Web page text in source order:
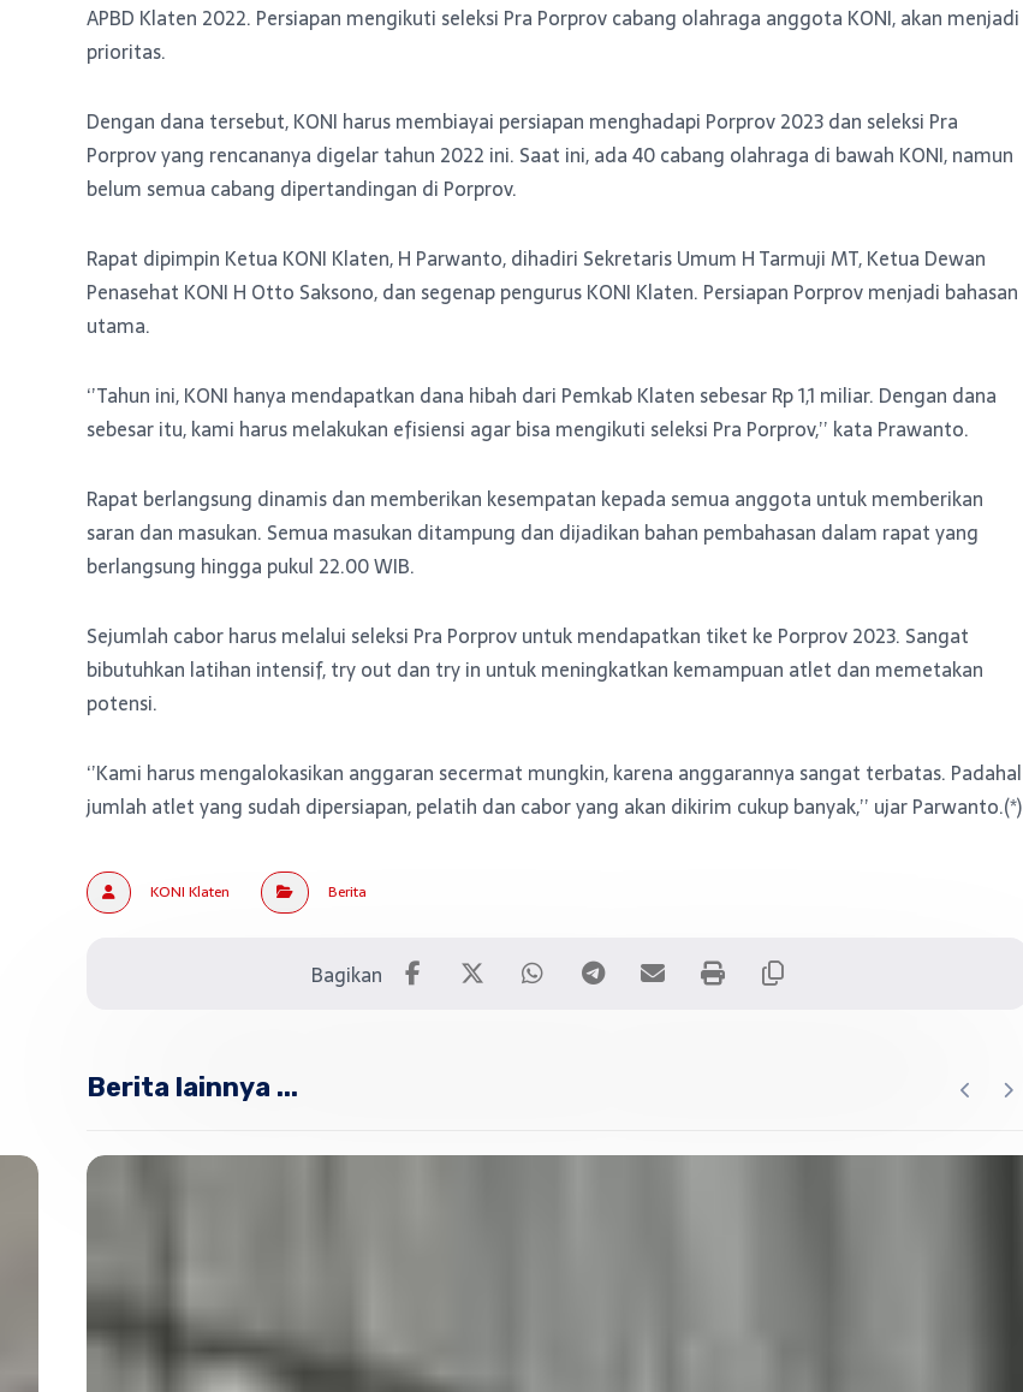
APBD Klaten 2022. Persiapan mengikuti seleksi Pra Porprov cabang olahraga anggota KONI, akan menjadi
prioritas.
Dengan dana tersebut, KONI harus membiayai persiapan menghadapi Porprov 2023 dan seleksi Pra
Porprov yang rencananya digelar tahun 2022 ini. Saat ini, ada 40 cabang olahraga di bawah KONI, namun
belum semua cabang dipertandingan di Porprov.
Rapat dipimpin Ketua KONI Klaten, H Parwanto, dihadiri Sekretaris Umum H Tarmuji MT, Ketua Dewan
Penasehat KONI H Otto Saksono, dan segenap pengurus KONI Klaten. Persiapan Porprov menjadi bahasan
utama.
‘’Tahun ini, KONI hanya mendapatkan dana hibah dari Pemkab Klaten sebesar Rp 1,1 miliar. Dengan dana
sebesar itu, kami harus melakukan efisiensi agar bisa mengikuti seleksi Pra Porprov,’’ kata Prawanto.
Rapat berlangsung dinamis dan memberikan kesempatan kepada semua anggota untuk memberikan
saran dan masukan. Semua masukan ditampung dan dijadikan bahan pembahasan dalam rapat yang
berlangsung hingga pukul 22.00 WIB.
Sejumlah cabor harus melalui seleksi Pra Porprov untuk mendapatkan tiket ke Porprov 2023. Sangat
bibutuhkan latihan intensif, try out dan try in untuk meningkatkan kemampuan atlet dan memetakan
potensi.
‘’Kami harus mengalokasikan anggaran secermat mungkin, karena anggarannya sangat terbatas. Padahal
jumlah atlet yang sudah dipersiapan, pelatih dan cabor yang akan dikirim cukup banyak,’’ ujar Parwanto.(*)
KONI Klaten Berita
Berita lainnya ...